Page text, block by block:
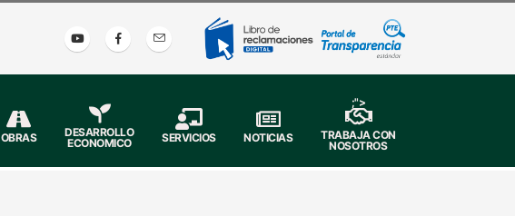
OBRAS
DESARROLLO
ECONOMICO
SERVICIOS NOTICIAS
;">
TRABAJA CON
NOSOTROS